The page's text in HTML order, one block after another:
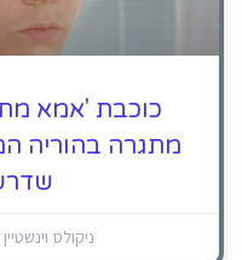
כוכבת 'אמא
מתגרה בהוריה
ניקולס וינשטיין